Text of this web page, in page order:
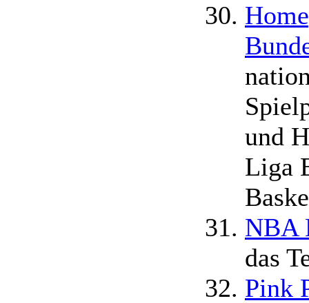
und
Liga
NBA
das
Pink